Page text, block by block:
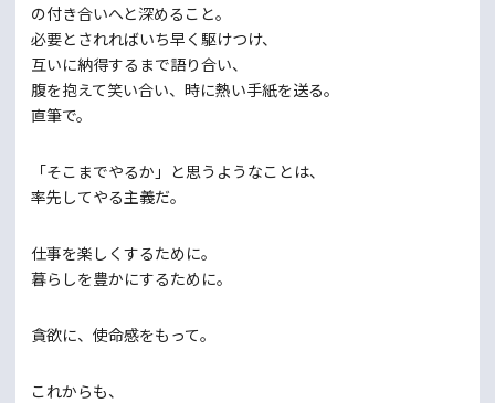
の付き合いへと深めること。
必要とされればいち早く駆けつけ、
互いに納得するまで語り合い、
腹を抱えて笑い合い、 時に熱い手紙を送る。
直筆で。
「そこまでやるか」と思うようなことは、
率先してやる主義だ。
仕事を楽しくするために。
暮らしを豊かにするために。
貪欲に、使命感をもって。
これからも、